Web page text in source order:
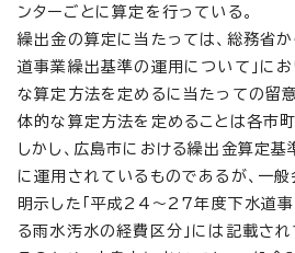
ンターごとに算定を行っている。
繰出金の算定に当たっては、総務省
道事業繰出基準の運用について」に
な算定方法を定めるに当たっての留
体的な算定方法を定めることは各市
しかし、広島市における繰出金算定基
に運用されているものであるが、一
明示した「平成24～27年度下水道
る雨水汚水の経費区分」には記載され